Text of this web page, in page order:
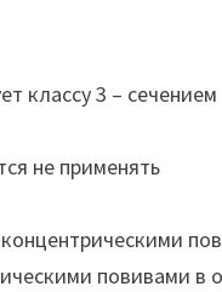
классу 3 –
не применять
повивами в